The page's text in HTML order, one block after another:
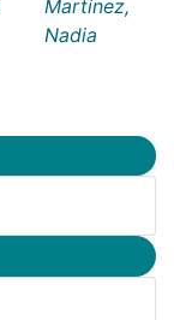
Martínez,
Nadia